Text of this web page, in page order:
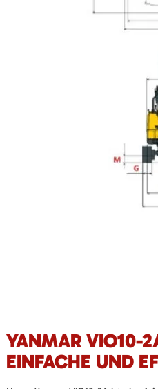
YANMAR VIO10-
EINFACHE UND